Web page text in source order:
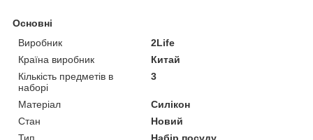
Основні
Виробник
2Life
Країна виробник
Китай
Кількість предметів в
наборі
3
Матеріал
Силікон
Стан
Новий
Тип
Набір посуду